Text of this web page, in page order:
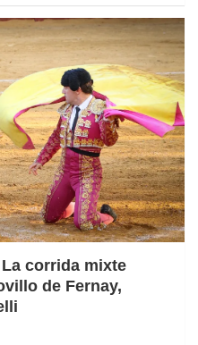
corrida mixte
de Fernay,